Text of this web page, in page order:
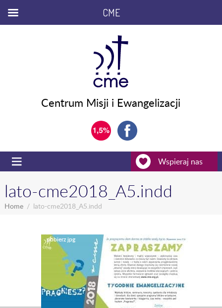
Centrum Misji i Ewangelizacji
Wspieraj nas
lato-cme2018_A5.indd
Home lato-cme2018_A5.indd
CME